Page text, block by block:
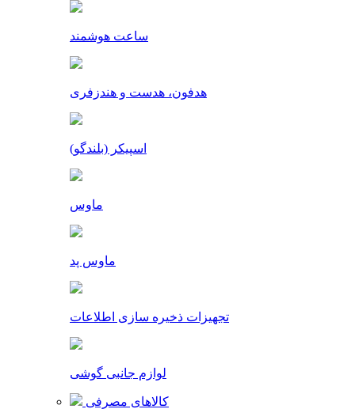
ساعت هوشمند
هدفون، هدست و هندزفری
اسپیکر (بلندگو)
ماوس
ماوس پد
تجهیزات ذخیره سازی اطلاعات
لوازم جانبی گوشی
کالاهای مصرفی